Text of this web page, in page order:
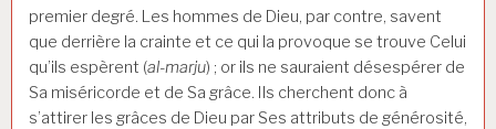
premier degré. Les hommes de Dieu, par contre, savent
que derrière la crainte et ce qui la provoque se trouve Celui
qu’ils espèrent (al-marju) ; or ils ne sauraient désespérer de
Sa miséricorde et de Sa grâce. Ils cherchent donc à
s’attirer les grâces de Dieu par Ses attributs de générosité,